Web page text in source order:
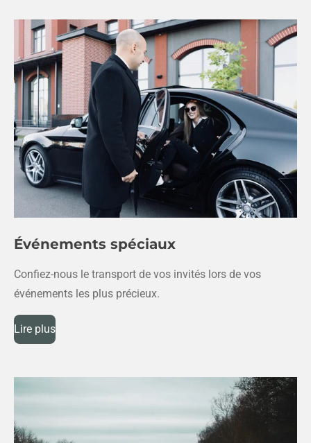
Événements spéciaux
Confiez-nous le transport de vos invités lors de vos
événements les plus précieux.
Lire plus